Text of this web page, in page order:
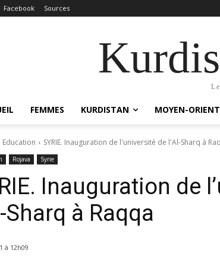
Facebook Sources
FEMMES KURDISTAN MOYEN-ORIENT
Education SYRIE. Inauguration de l'université de l'Al-Sharq à
Rojava Syrie
Inauguration de
Sharq à Raqqa
à 12h09